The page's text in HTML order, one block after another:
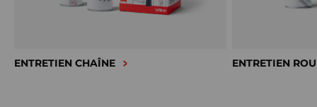
ENTRETIEN CHAÎNE ENTRETIEN